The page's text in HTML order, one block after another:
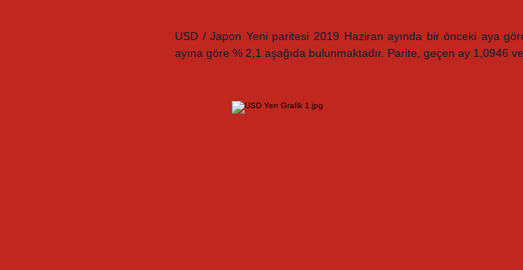
USD / Japon Yeni paritesi 2019 Haziran ayında bir önceki aya
ayına göre % 2,1 aşağıda bulunmaktadır. Parite, geçen ay 1,0946